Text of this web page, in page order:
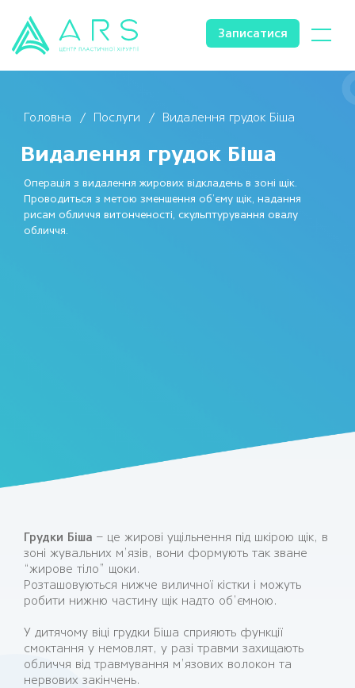
Записатися
Головна Послуги Видалення грудок Біша
Видалення грудок Біша
Операція з видалення жирових відкладень в зоні щік.
Проводиться з метою зменшення об’єму щік, надання
рисам обличчя витонченості, скульптурування овалу
обличчя.
Грудки Біша – це жирові ущільнення під шкірою щік, в
зоні жувальних м’язів, вони формують так зване
“жирове тіло” щоки.
Розташовуються нижче виличної кістки і можуть
робити нижню частину щік надто об’ємною.
У дитячому віці грудки Біша сприяють функції
смоктання у немовлят, у разі травми захищають
обличчя від травмування м’язових волокон та
нервових закінчень.